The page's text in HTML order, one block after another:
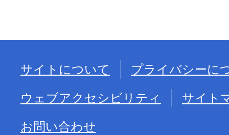
サイトについて
プライバシーに
ウェブアクセシビリティ
サイト
お問い合わせ